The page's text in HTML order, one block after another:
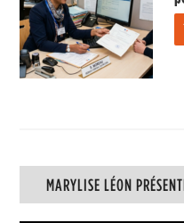
Navigation
desMARYLISE LÉON